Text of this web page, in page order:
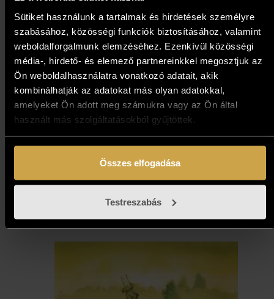
Sütiket használunk a tartalmak és hirdetések személyre
szabásához, közösségi funkciók biztosításához, valamint
weboldalforgalmunk elemzéséhez. Ezenkívül közösségi
média-, hirdető- és elemező partnereinkkel megosztjuk az
Ön weboldalhasználatra vonatkozó adatait, akik
kombinálhatják az adatokat más olyan adatokkal,
amelyeket Ön adott meg számukra vagy az Ön által
használt más szolgáltatásokból gyűjtöttek.
Összes elfogadása
Testreszabás
Nagy Kálmán -Sztratoszféra
(70x50 cm)
367 000Ft
Kosárba teszem